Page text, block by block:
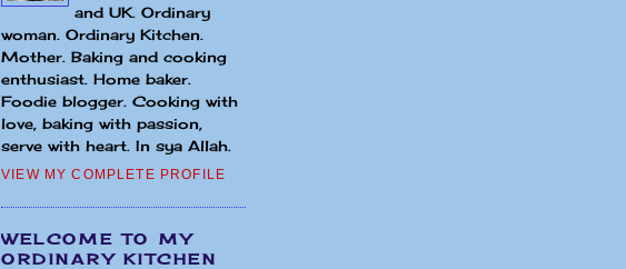
and UK. Ordinary
woman. Ordinary Kitchen.
Mother. Baking and cooking
enthusiast. Home baker.
Foodie blogger. Cooking with
love, baking with passion,
serve with heart. In sya Allah.
VIEW MY COMPLETE PROFILE
WELCOME TO MY
ORDINARY KITCHEN